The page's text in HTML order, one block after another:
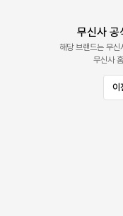
무신사 공
해당 브랜드는 무
무신사
이